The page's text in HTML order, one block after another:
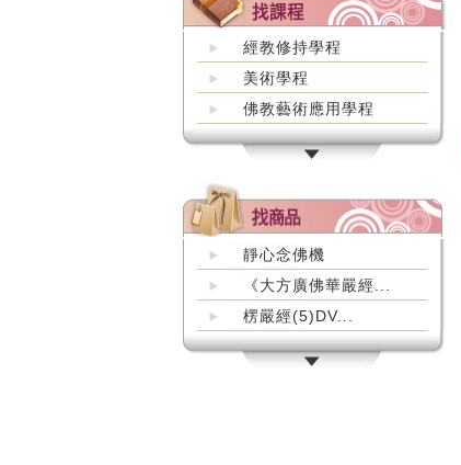
經教修持學程
美術學程
佛教藝術應用學程
靜心念佛機
《大方廣佛華嚴經...
楞嚴經(5)DV...